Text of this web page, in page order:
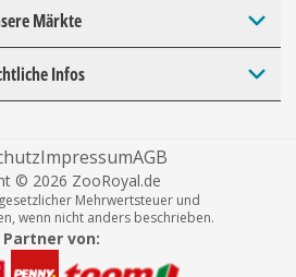
Märkte
Infos
ImpressumAGB
© 2026 ZooRoyal.de
Mehrwertsteuer und
wenn nicht anders beschrieben.
Partner von: